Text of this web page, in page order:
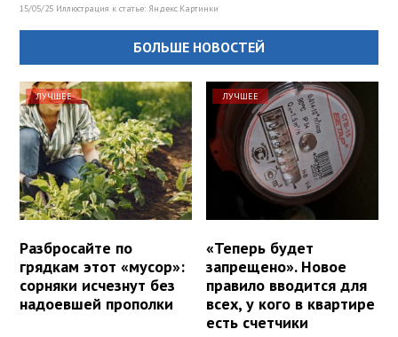
15/05/25 Иллюстрация к статье: Яндекс.Картинки
БОЛЬШЕ НОВОСТЕЙ
ЛУЧШЕЕ
Разбросайте по
грядкам этот «мусор»:
сорняки исчезнут без
надоевшей прополки
ЛУЧШЕЕ
«Теперь будет
запрещено». Новое
правило вводится для
всех, у кого в квартире
есть счетчики